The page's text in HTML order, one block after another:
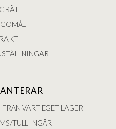
VÅRT EGET LAGER
TULL INGÅR